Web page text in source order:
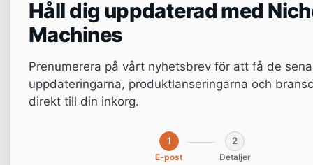
På NichoMachines är service mer än
ett avtal - det är ett partnerskap. Vi
våra insatser efter dina behov.
Oavsett om du söker klarhet,
förbättrad tillförlitlighet eller maximal
dig sinnesro i vardagen och
långsiktigt värde.
Håll dig uppdaterad med
Machines
Prenumerera på vårt nyhetsbrev för att få de
uppdateringarna, produktlanseringarna och
direkt till din inkorg.
1
E-post
2
Detaljer